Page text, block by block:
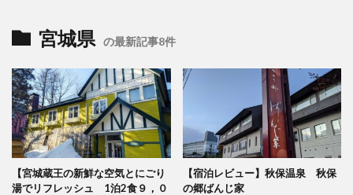
宮城県 の最新記事8件
【宮城蔵王の新鮮な空気とにごり
湯でリフレッシュ 1泊2食９，０
【宿泊レビュー】秋保温泉 秋保
の郷ばんじ家